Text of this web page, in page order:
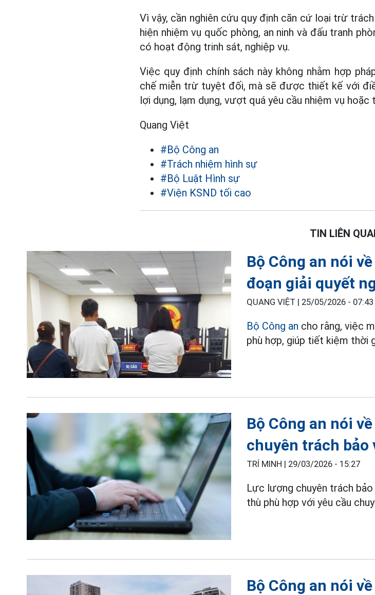
Vì vậy, cần nghiên cứu quy định căn cứ loại trừ
hiện nhiệm vụ quốc phòng, an ninh và đấu tranh
có hoạt động trinh sát, nghiệp vụ.
Việc quy định chính sách này không nhằm hợp
chế miễn trừ tuyệt đối, mà sẽ được thiết kế với
lợi dụng, lạm dụng, vượt quá yêu cầu nhiệm vụ
Quang Việt
#Bộ Công an
#Trách nhiệm hình sự
#Bộ Luật Hình sự
#Viện KSND tối cao
TIN LIÊN
Bộ Công an nói
đoạn giải quyết
QUANG VIỆT | 25/05/2026 - 07:43
Bộ Công an cho rằng, việc
phù hợp, giúp tiết kiệm thời
Bộ Công an nói
chuyên trách bảo
TRÍ MINH | 29/03/2026 - 15:27
Lực lượng chuyên trách
thù phù hợp với yêu cầu
Bộ Công an nói